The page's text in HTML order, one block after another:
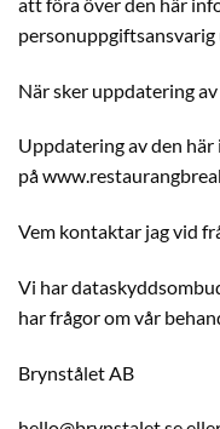
personuppgiftsansvarig
När sker uppdatering
Uppdatering av den
på
Vem kontaktar jag vid
Vi har
har frågor om vår
Brynstålet AB